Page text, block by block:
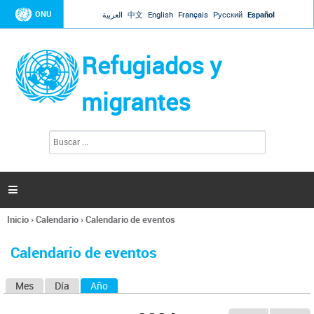
Jump to navigation
ONU العربية 中文 English Français Русский Español
Refugiados y
migrantes
l
s

Se
usted
Inicio›Calendario›Calendario de eventos
Calendario de eventos
Mes Día Año